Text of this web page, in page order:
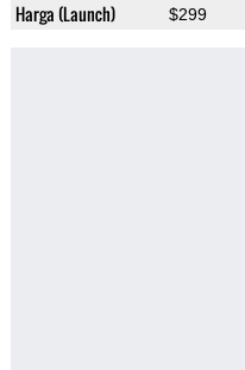
Harga (Launch) $299